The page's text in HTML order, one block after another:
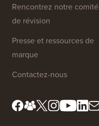
Rencontrez notre comité
de révision
Presse et ressources de
marque
Contactez-nous